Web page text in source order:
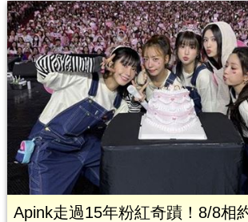
Apink走過15年粉紅奇蹟！8/8相